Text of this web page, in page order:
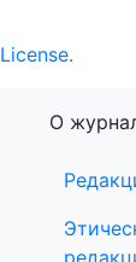
О